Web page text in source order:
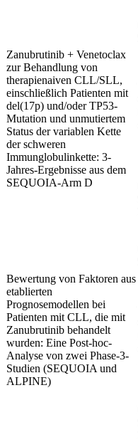
Zanubrutinib + Venetoclax
zur Behandlung von
therapienaiven CLL/SLL,
einschließlich Patienten mit
del(17p) und/oder TP53-
Mutation und unmutiertem
Status der variablen Kette
der schweren
Immunglobulinkette: 3-
Jahres-Ergebnisse aus dem
SEQUOIA-Arm D
Bewertung von Faktoren aus
etablierten
Prognosemodellen bei
Patienten mit CLL, die mit
Zanubrutinib behandelt
wurden: Eine Post-hoc-
Analyse von zwei Phase-3-
Studien (SEQUOIA und
ALPINE)